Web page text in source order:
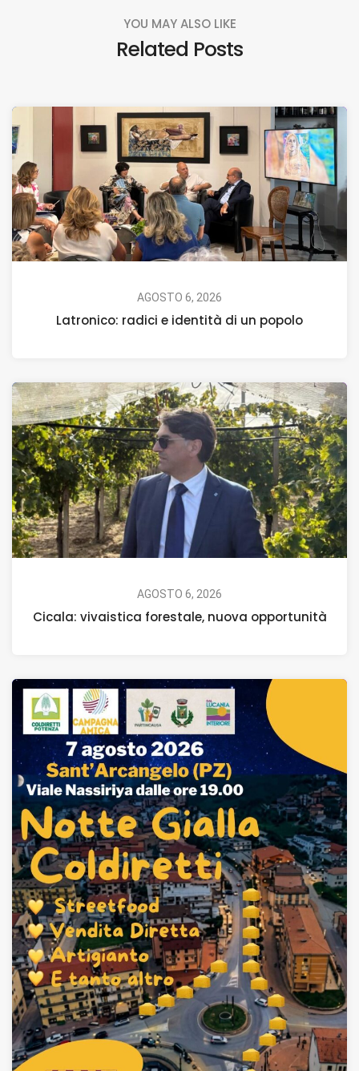
YOU MAY ALSO LIKE
Related Posts
AGOSTO 6, 2026
Latronico: radici e identità di un popolo
AGOSTO 6, 2026
Cicala: vivaistica forestale, nuova opportunità